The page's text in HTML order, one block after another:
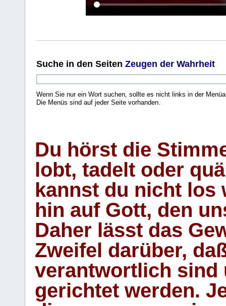
Suche in den Seiten Zeugen der Wahrheit
Wenn Sie nur ein Wort suchen, sollte es nicht links in der
Die Menüs sind auf jeder Seite vorhanden.
Du hörst die
lobt, tadelt oder
kannst du nicht los
hin auf Gott, den
Daher lässt das
Zweifel darüber,
verantwortlich sind
gerichtet werden.